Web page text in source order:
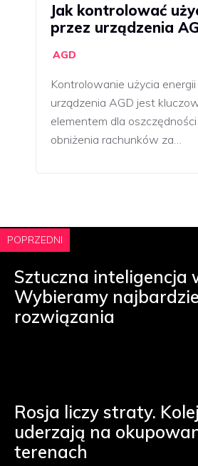
Jak kontrolować
przez urządzenia
AGD
Kontrolowanie użycia
urządzenia AGD jest
elementem dla
obniżenia rachunków za…
POPRZEDNI
Sztuczna inteligencja
Wybieramy
rozwiązania
Rosja liczy straty.
uderzają na
terenach